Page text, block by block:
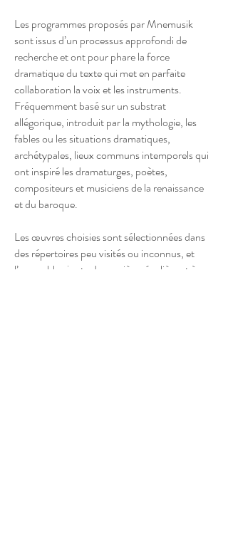
Les programmes proposés par Mnemusik
sont issus d’un processus approfondi de
recherche et ont pour phare la force
dramatique du texte qui met en parfaite
collaboration la voix et les instruments.
Fréquemment basé sur un substrat
allégorique, introduit par la mythologie, les
fables ou les situations dramatiques,
archétypales, lieux communs intemporels qui
ont inspiré les dramaturges, poètes,
compositeurs et musiciens de la renaissance
et du baroque.
Les œuvres choisies sont sélectionnées dans
des répertoires peu visités ou inconnus, et
l’ensemble ajoute de manière régulière et à un